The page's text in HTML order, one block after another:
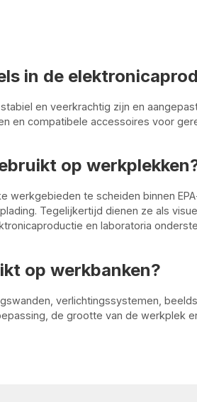
in de
en veerkrachtig zijn en
en compatibele accessoires voor
op
werkgebieden te scheiden binnen
Tegelijkertijd dienen ze als
en laboratoria
op werkbanken?
verlichtingssystemen,
de grootte van de werkplek